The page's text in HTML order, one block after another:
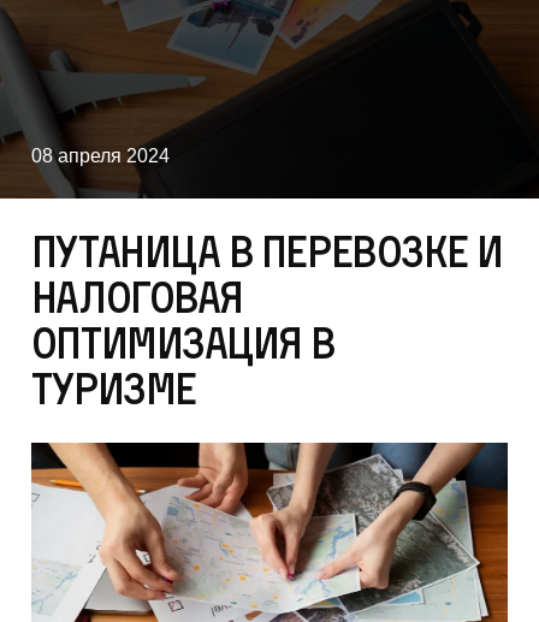
08 апреля 2024
Путаница в перевозке и
налоговая
оптимизация в
туризме